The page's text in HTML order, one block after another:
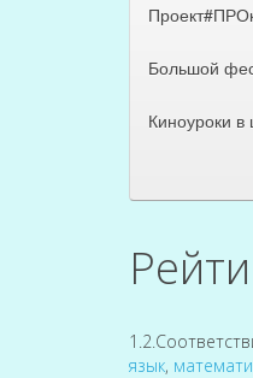
Большой
Киноуроки в
язык,